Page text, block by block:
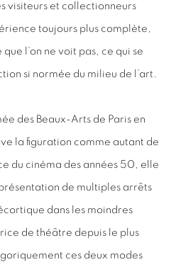
visiteurs et collectionneurs
toujours plus complète,
l’on ne voit pas, ce qui se
si normée du milieu de l’art.
des Beaux-Arts de Paris en
la figuration comme autant de
du cinéma des années 50, elle
de multiples arrêts
dans les moindres
de théâtre depuis le plus
ces deux modes